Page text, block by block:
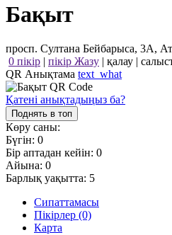
Бақыт
просп. Султана Бейбарыса, 3А,
0 пікір | пікір Жазу | қалау |
QR Анықтама text_what
Қатені анықтадыңыз ба?
Поднять в топ
Көру саны:
Бүгін: 0
Бір аптадан кейін: 0
Айына: 0
Барлық уақытта: 5
Сипаттамасы
Пікірлер (0)
Карта